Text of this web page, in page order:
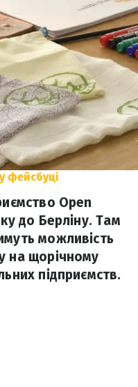
фейсбуці
Open
до Берліну. Там
можливість
на щорічному
підприємств.